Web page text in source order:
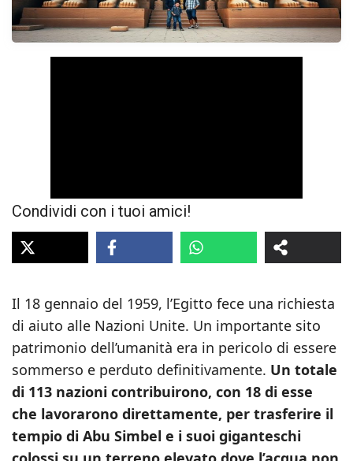
Condividi con i tuoi amici!
Il 18 gennaio del 1959, l’Egitto fece una richiesta
di aiuto alle Nazioni Unite. Un importante sito
patrimonio dell’umanità era in pericolo di essere
sommerso e perduto definitivamente. Un totale
di 113 nazioni contribuirono, con 18 di esse
che lavorarono direttamente, per trasferire il
tempio di Abu Simbel e i suoi giganteschi